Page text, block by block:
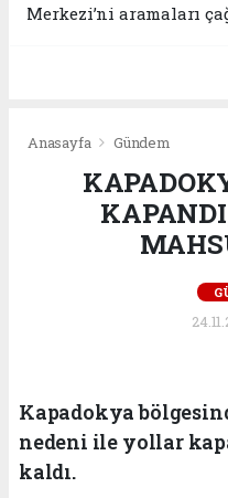
Merkezi’ni aramaları
Anasayfa Gündem
Kapadokya
nedeni ile yollar
kaldı.